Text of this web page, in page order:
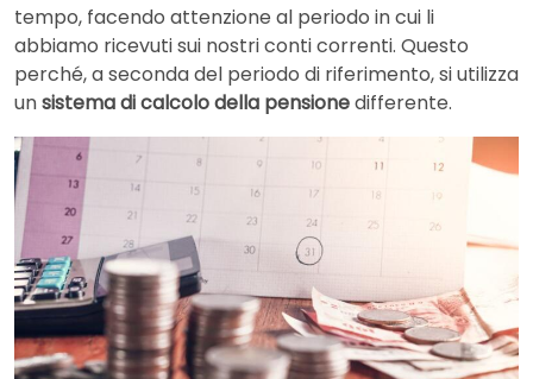
tempo, facendo attenzione al periodo in cui li
abbiamo ricevuti sui nostri conti correnti. Questo
perché, a seconda del periodo di riferimento, si utilizza
unsistema di calcolo della pensionedifferente.